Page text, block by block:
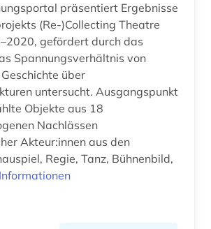
bedarfsforschung (1)
beeinträchtigung (1)
behinderung (1)
präsentiert Ergebnisse
(Re-)Collecting Theatre
gefördert durch das
Spannungsverhältnis von
über
untersucht. Ausgangspunkt
Objekte aus 18
Nachlässen
Akteur:innen aus den
Regie, Tanz, Bühnenbild,